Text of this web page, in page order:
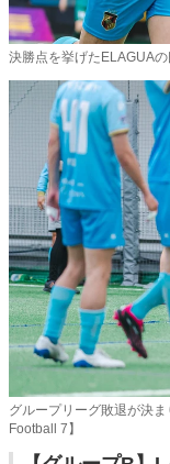
決勝点を挙げたELAGUA
グループリーグ敗退が決
Football 7】